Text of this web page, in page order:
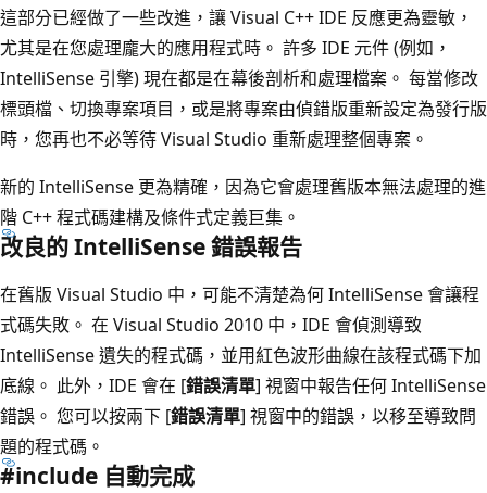
這部分已經做了一些改進，讓 Visual C++ IDE 反應更為靈敏，
尤其是在您處理龐大的應用程式時。 許多 IDE 元件 (例如，
IntelliSense 引擎) 現在都是在幕後剖析和處理檔案。 每當修改
標頭檔、切換專案項目，或是將專案由偵錯版重新設定為發行版
時，您再也不必等待 Visual Studio 重新處理整個專案。
新的 IntelliSense 更為精確，因為它會處理舊版本無法處理的進
階 C++ 程式碼建構及條件式定義巨集。
改良的 IntelliSense 錯誤報告
在舊版 Visual Studio 中，可能不清楚為何 IntelliSense 會讓程
式碼失敗。 在 Visual Studio 2010 中，IDE 會偵測導致
IntelliSense 遺失的程式碼，並用紅色波形曲線在該程式碼下加
底線。 此外，IDE 會在 [錯誤清單] 視窗中報告任何 IntelliSense
錯誤。 您可以按兩下 [錯誤清單] 視窗中的錯誤，以移至導致問
題的程式碼。
#include 自動完成